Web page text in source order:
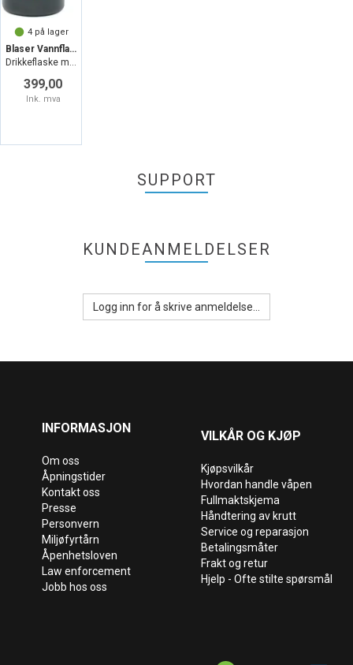
4 på lager
Blaser Vannflaske Antrasitt 710ml
Drikkeflaske med sugerør
399,00
Ink. mva
SUPPORT
KUNDEANMELDELSER
Logg inn for å skrive anmeldelse...
INFORMASJON
Om oss
Åpningstider
Kontakt oss
Presse
Personvern
Miljøfyrtårn
Åpenhetsloven
Law enforcement
Jobb hos oss
VILKÅR OG KJØP
Kjøpsvilkår
Hvordan handle våpen
Fullmaktskjema
Håndtering av krutt
Service og reparasjon
Betalingsmåter
Frakt og retur
Hjelp - Ofte stilte spørsmål